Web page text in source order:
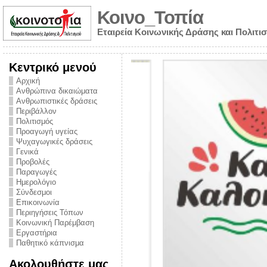
Κοινο_Τοπία
Εταιρεία Κοινωνικής Δράσης και
Κεντρικό μενού
Αρχική
Ανθρώπινα δικαιώματα
Ανθρωπιστικές δράσεις
Περιβάλλον
Πολιτισμός
Προαγωγή υγείας
Ψυχαγωγικές δράσεις
Γενικά
Προβολές
Παραγωγές
Ημερολόγιο
Σύνδεσμοι
Επικοινωνία
Περιηγήσεις Τόπων
Κοινωνική Παρέμβαση
Εργαστήρια
Παθητικό κάπνισμα
Ακολουθήστε μας
από την
την ημέρα
και
στο